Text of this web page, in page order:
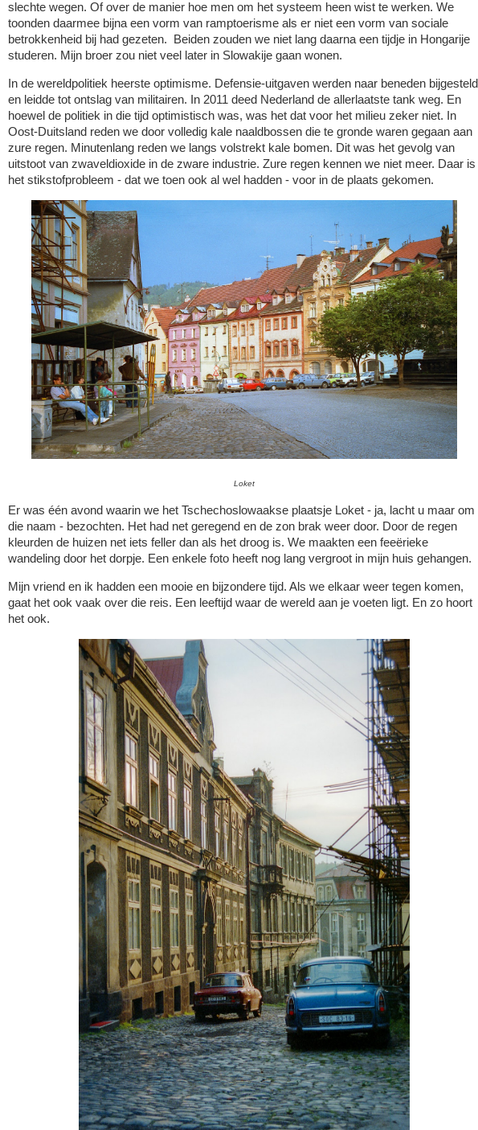
slechte wegen. Of over de manier hoe men om het systeem heen wist te werken. We
toonden daarmee bijna een vorm van ramptoerisme als er niet een vorm van sociale
betrokkenheid bij had gezeten. Beiden zouden we niet lang daarna een tijdje in Hongarije
studeren. Mijn broer zou niet veel later in Slowakije gaan wonen.
In de wereldpolitiek heerste optimisme. Defensie-uitgaven werden naar beneden bijgesteld
en leidde tot ontslag van militairen. In 2011 deed Nederland de allerlaatste tank weg. En
hoewel de politiek in die tijd optimistisch was, was het dat voor het milieu zeker niet. In
Oost-Duitsland reden we door volledig kale naaldbossen die te gronde waren gegaan aan
zure regen. Minutenlang reden we langs volstrekt kale bomen. Dit was het gevolg van
uitstoot van zwaveldioxide in de zware industrie. Zure regen kennen we niet meer. Daar is
het stikstofprobleem - dat we toen ook al wel hadden - voor in de plaats gekomen.
Loket
Er was één avond waarin we het Tschechoslowaakse plaatsje Loket - ja, lacht u maar om
die naam - bezochten. Het had net geregend en de zon brak weer door. Door de regen
kleurden de huizen net iets feller dan als het droog is. We maakten een feeërieke
wandeling door het dorpje. Een enkele foto heeft nog lang vergroot in mijn huis gehangen.
Mijn vriend en ik hadden een mooie en bijzondere tijd. Als we elkaar weer tegen komen,
gaat het ook vaak over die reis. Een leeftijd waar de wereld aan je voeten ligt. En zo hoort
het ook.